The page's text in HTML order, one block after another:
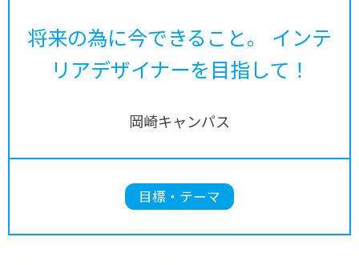
将来の為に今できること。 インテ
リアデザイナーを目指して！
岡崎キャンパス
目標・テーマ